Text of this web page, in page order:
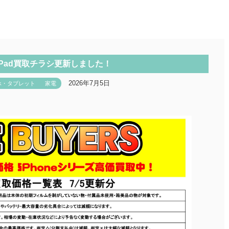
買取チラシ更新しました！
タブレット 家電 2026年7月5日